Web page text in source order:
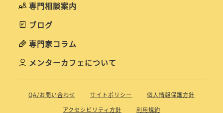
専門相談案内
ブログ
専門家コラム
メンターカフェについて
QA/お問い合わせ サイトポリシー
個人情報保護方針
アクセシビリティ方針
利用規約